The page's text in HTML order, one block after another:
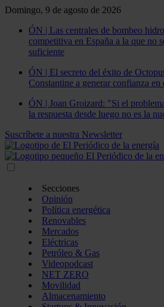
Domingo, 9 de agosto de 2026
ÓN | Las centrales de bombeo
competitiva en España a la que no
suficiente
ÓN | El secreto del éxito de
Constantine a generar confianza en
ÓN | Joan Groizard: "Si el
la respuesta desde luego no es la
Suscríbete a nuestra Newsletter
Secciones
Opinión
Política energética
Renovables
Mercados
Eléctricas
Petróleo & Gas
Videopodcast
NET ZERO
Movilidad
Almacenamiento